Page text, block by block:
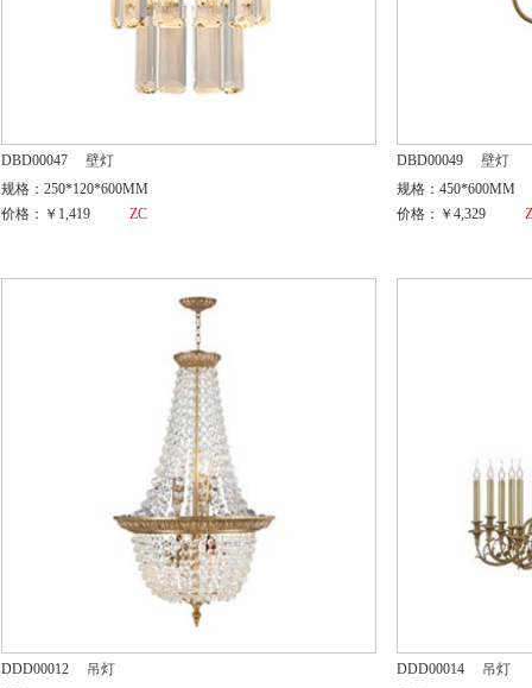
DBD00047
壁灯
规格：250*120*600MM
价格：￥1,419
ZC
DBD00049
壁灯
规格：450*600MM
价格：￥4,329
DDD00012
吊灯
DDD00014
吊灯